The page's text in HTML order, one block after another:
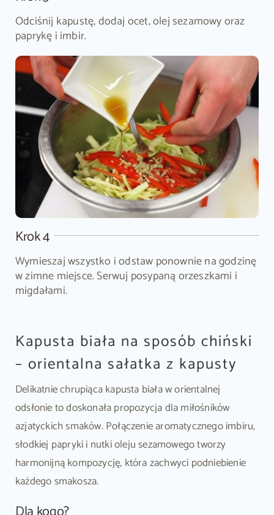
Odciśnij kapustę, dodaj ocet, olej sezamowy oraz
paprykę i imbir.
Krok 4
Wymieszaj wszystko i odstaw ponownie na godzinę
w zimne miejsce. Serwuj posypaną orzeszkami i
migdałami.
Kapusta biała na sposób chiński
– orientalna sałatka z kapusty
Delikatnie chrupiąca kapusta biała w orientalnej
odsłonie to doskonała propozycja dla miłośników
azjatyckich smaków. Połączenie aromatycznego imbiru,
słodkiej papryki i nutki oleju sezamowego tworzy
harmonijną kompozycję, która zachwyci podniebienie
każdego smakosza.